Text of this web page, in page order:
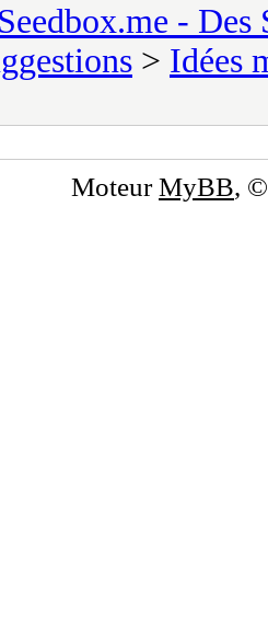
- Des
> Idées
MoteurMyBB,